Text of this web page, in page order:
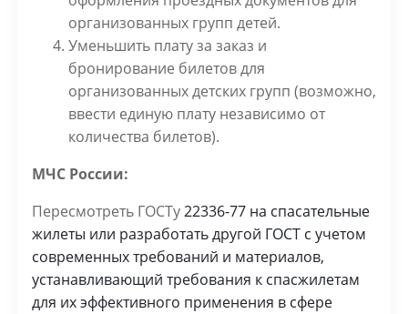
организованных групп детей.
Уменьшить плату за заказ и
бронирование билетов для
организованных детских групп (возможно,
ввести единую плату независимо от
количества билетов).
МЧС России:
Пересмотреть ГОСТу22336-77 на спасательные
жилеты или разработать другой ГОСТ с учетом
современных требований и материалов,
устанавливающий требования к спасжилетам
для их эффективного применения в сфере